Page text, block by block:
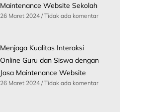
Maintenance Website Sekolah
26 Maret 2024 Tidak ada komentar
Menjaga Kualitas Interaksi
Online Guru dan Siswa dengan
Jasa Maintenance Website
26 Maret 2024 Tidak ada komentar